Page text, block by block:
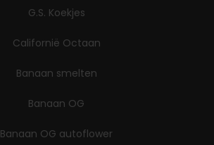
G.S. Koekjes
Californië Octaan
Banaan smelten
Banaan OG
Banaan OG autoflower